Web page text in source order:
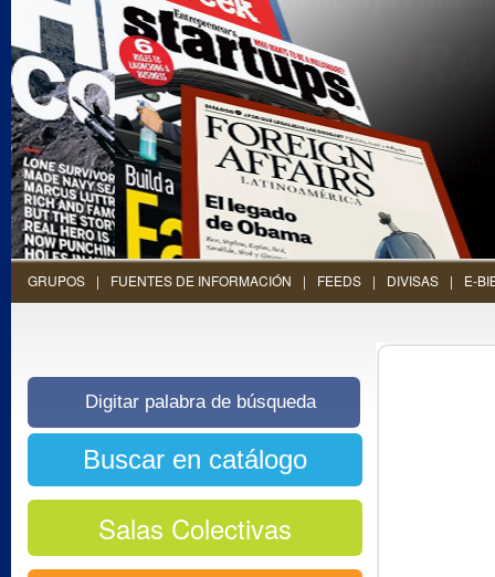
GRUPOS FUENTES DE INFORMACIÓN FEEDS DIVISAS E-
Salas Colectivas